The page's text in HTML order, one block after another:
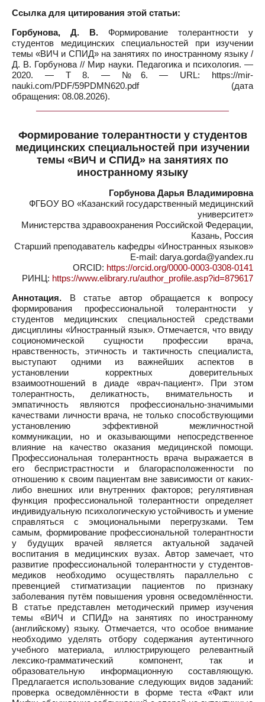
Ссылка для цитирования этой статьи:
Горбунова, Д. В. Формирование толерантности у
студентов медицинских специальностей при изучении
темы «ВИЧ и СПИД» на занятиях по иностранному языку /
Д. В. Горбунова // Мир науки. Педагогика и психология. —
2020. — Т 8. — №6. — URL: https://mir-
nauki.com/PDF/59PDMN620.pdf (дата
обращения: 08.08.2026).
Формирование толерантности у студентов
медицинских специальностей при изучении
темы «ВИЧ и СПИД» на занятиях по
иностранному языку
Горбунова Дарья Владимировна
ФГБОУ ВО «Казанский государственный медицинский
университет»
Министерства здравоохранения Российской Федерации,
Казань, Россия
Старший преподаватель кафедры «Иностранных языков»
E-mail: darya.gorda@yandex.ru
ORCID: https://orcid.org/0000-0003-0308-0141
РИНЦ: https://www.elibrary.ru/author_profile.asp?id=879617
Аннотация. В статье автор обращается к вопросу
формирования профессиональной толерантности у
студентов медицинских специальностей средствами
дисциплины «Иностранный язык». Отмечается, что ввиду
социономической сущности профессии врача,
нравственность, этичность и тактичность специалиста,
выступают одними из важнейших аспектов в
установлении корректных доверительных
взаимоотношений в диаде «врач-пациент». При этом
толерантность, деликатность, внимательность и
эмпатичность являются профессионально-значимыми
качествами личности врача, не только способствующими
установлению эффективной межличностной
коммуникации, но и оказывающими непосредственное
влияние на качество оказания медицинской помощи.
Профессиональная толерантность врача выражается в
его беспристрастности и благорасположенности по
отношению к своим пациентам вне зависимости от каких-
либо внешних или внутренних факторов; регулятивная
функция профессиональной толерантности определяет
индивидуальную психологическую устойчивость и умение
справляться с эмоциональными перегрузками. Тем
самым, формирование профессиональной толерантности
у будущих врачей является актуальной задачей
воспитания в медицинских вузах. Автор замечает, что
развитие профессиональной толерантности у студентов-
медиков необходимо осуществлять параллельно с
превенцией стигматизации пациентов по признаку
заболевания путём повышения уровня осведомлённости.
В статье представлен методический пример изучения
темы «ВИЧ и СПИД» на занятиях по иностранному
(английскому) языку. Отмечается, что особое внимание
необходимо уделять отбору содержания аутентичного
учебного материала, иллюстрирующего релевантный
лексико-грамматический компонент, так и
образовательную информационную составляющую.
Предлагается использование следующих видов заданий:
проверка осведомлённости в форме теста «Факт или